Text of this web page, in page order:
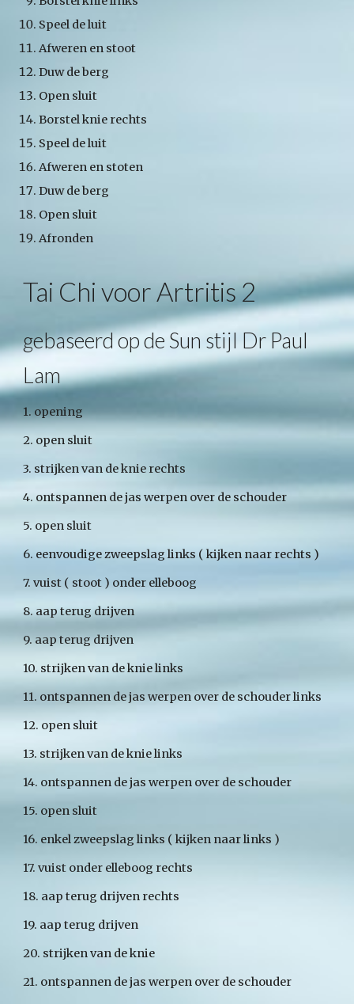
Speel de luit
Afweren en stoot
Duw de berg
Open sluit
Borstel knie rechts
Speel de luit
Afweren en stoten
Duw de berg
Open sluit
Afronden
Tai Chi voor Artritis 2
gebaseerd op de Sun stijl Dr Paul
Lam
1. opening
2. open sluit
3. strijken van de knie rechts
4. ontspannen de jas werpen over de schouder
5. open sluit
6. eenvoudige zweepslag links ( kijken naar rechts )
7. vuist ( stoot ) onder elleboog
8. aap terug drijven
9. aap terug drijven
10. strijken van de knie links
11. ontspannen de jas werpen over de schouder links
12. open sluit
13. strijken van de knie links
14. ontspannen de jas werpen over de schouder
15. open sluit
16. enkel zweepslag links ( kijken naar links )
17. vuist onder elleboog rechts
18. aap terug drijven rechts
19. aap terug drijven
20. strijken van de knie
21. ontspannen de jas werpen over de schouder